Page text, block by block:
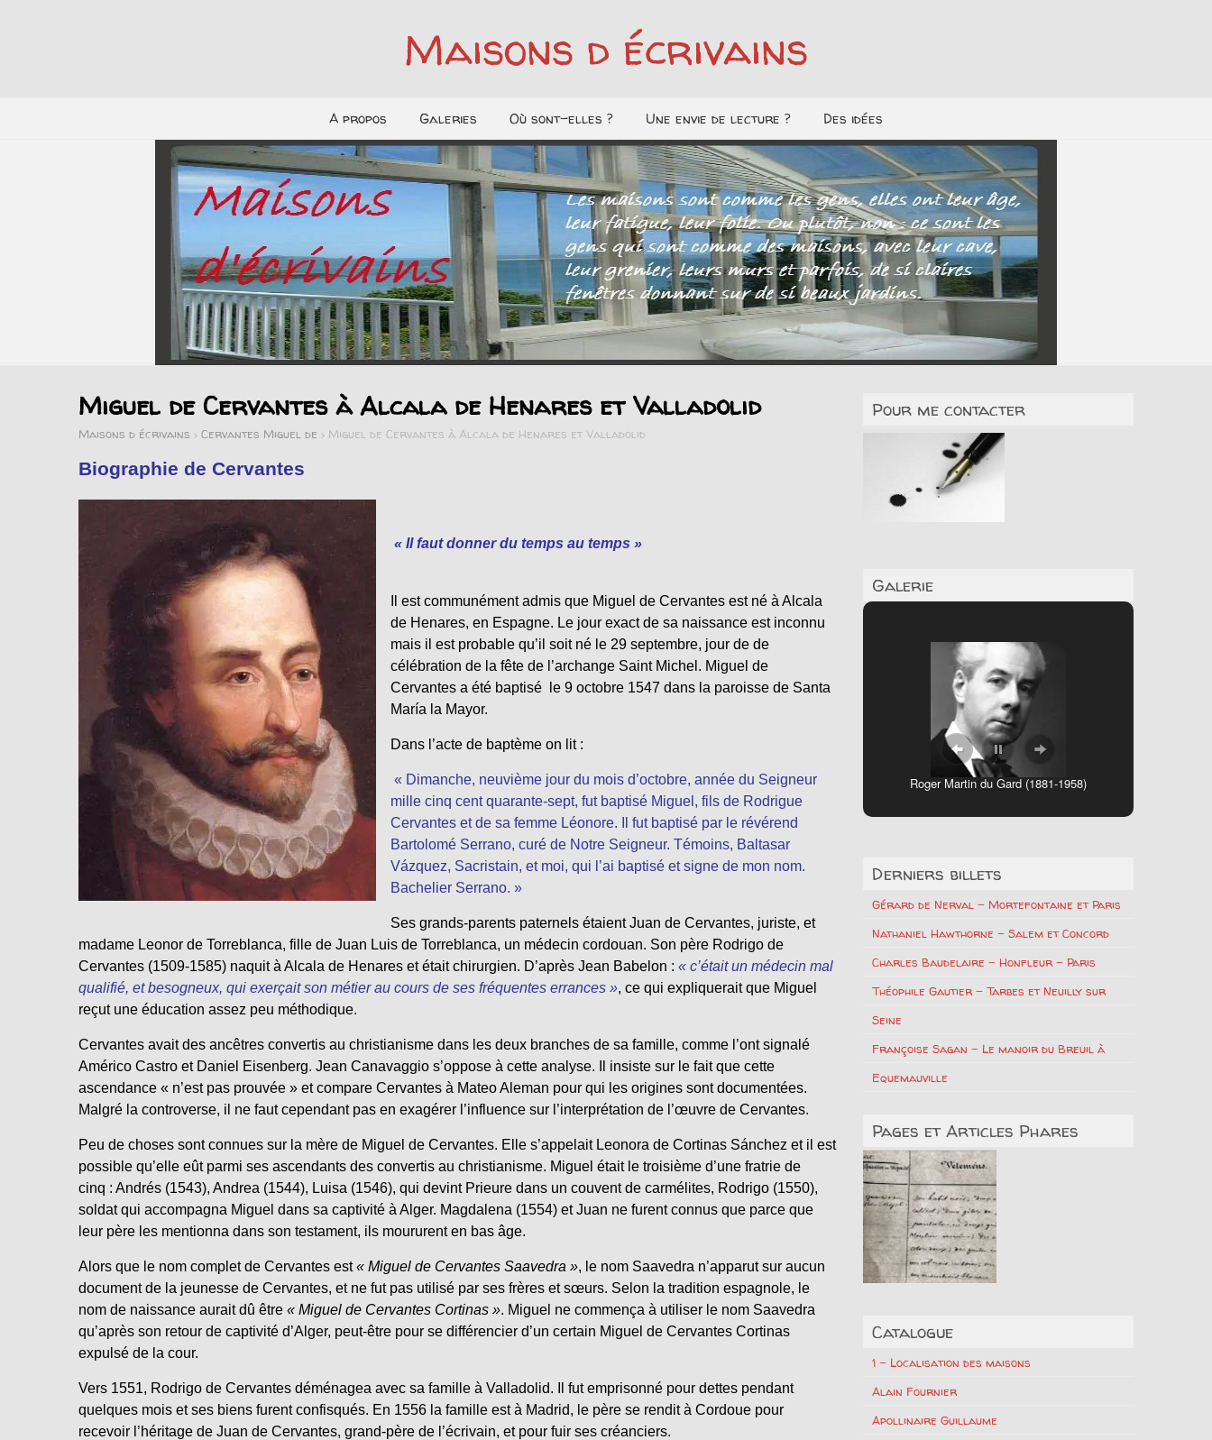
Maisons d écrivains
A propos Galeries Où sont-elles ? Une envie de lecture ? Des idées
Miguel de Cervantes à Alcala de Henares et Valladolid
Maisons d écrivains > Cervantes Miguel de > Miguel de Cervantes à Alcala de Henares et Valladolid
Biographie de Cervantes
« Il faut donner du temps au temps »
Il est communément admis que Miguel de Cervantes est né à Alcala
de Henares, en Espagne. Le jour exact de sa naissance est inconnu
mais il est probable qu’il soit né le 29 septembre, jour de de
célébration de la fête de l’archange Saint Michel. Miguel de
Cervantes a été baptisé le 9 octobre 1547 dans la paroisse de Santa
María la Mayor.
Dans l’acte de baptème on lit :
« Dimanche, neuvième jour du mois d’octobre, année du Seigneur
mille cinq cent quarante-sept, fut baptisé Miguel, fils de Rodrigue
Cervantes et de sa femme Léonore. Il fut baptisé par le révérend
Bartolomé Serrano, curé de Notre Seigneur. Témoins, Baltasar
Vázquez, Sacristain, et moi, qui l’ai baptisé et signe de mon nom.
Bachelier Serrano. »
Ses grands-parents paternels étaient Juan de Cervantes, juriste, et
madame Leonor de Torreblanca, fille de Juan Luis de Torreblanca, un médecin cordouan. Son père Rodrigo de
Cervantes (1509-1585) naquit à Alcala de Henares et était chirurgien. D’après Jean Babelon : « c’était un médecin mal
qualifié, et besogneux, qui exerçait son métier au cours de ses fréquentes errances », ce qui expliquerait que Miguel
reçut une éducation assez peu méthodique.
Cervantes avait des ancêtres convertis au christianisme dans les deux branches de sa famille, comme l’ont signalé
Américo Castro et Daniel Eisenberg. Jean Canavaggio s’oppose à cette analyse. Il insiste sur le fait que cette
ascendance « n’est pas prouvée » et compare Cervantes à Mateo Aleman pour qui les origines sont documentées.
Malgré la controverse, il ne faut cependant pas en exagérer l’influence sur l’interprétation de l’œuvre de Cervantes.
Peu de choses sont connues sur la mère de Miguel de Cervantes. Elle s’appelait Leonora de Cortinas Sánchez et il est
possible qu’elle eût parmi ses ascendants des convertis au christianisme. Miguel était le troisième d’une fratrie de
cinq : Andrés (1543), Andrea (1544), Luisa (1546), qui devint Prieure dans un couvent de carmélites, Rodrigo (1550),
soldat qui accompagna Miguel dans sa captivité à Alger. Magdalena (1554) et Juan ne furent connus que parce que
leur père les mentionna dans son testament, ils moururent en bas âge.
Alors que le nom complet de Cervantes est« Miguel de Cervantes Saavedra », le nom Saavedra n’apparut sur aucun
document de la jeunesse de Cervantes, et ne fut pas utilisé par ses frères et sœurs. Selon la tradition espagnole, le
nom de naissance aurait dû être « Miguel de Cervantes Cortinas ». Miguel ne commença à utiliser le nom Saavedra
qu’après son retour de captivité d’Alger, peut-être pour se différencier d’un certain Miguel de Cervantes Cortinas
expulsé de la cour.
Vers 1551, Rodrigo de Cervantes déménagea avec sa famille à Valladolid. Il fut emprisonné pour dettes pendant
quelques mois et ses biens furent confisqués. En 1556 la famille est à Madrid, le père se rendit à Cordoue pour
recevoir l’héritage de Juan de Cervantes, grand-père de l’écrivain, et pour fuir ses créanciers.
Pour me contacter
Galerie
Roger Martin du Gard (1881-1958)
Derniers billets
Gérard de Nerval – Mortefontaine et Paris
Nathaniel Hawthorne – Salem et Concord
Charles Baudelaire – Honfleur – Paris
Théophile Gautier – Tarbes et Neuilly sur
Seine
Françoise Sagan – Le manoir du Breuil à
Equemauville
Pages et Articles Phares
Catalogue
1 – Localisation des maisons
Alain Fournier
Apollinaire Guillaume